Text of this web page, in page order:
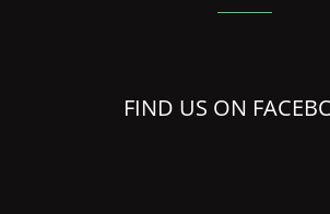
FIND US ON